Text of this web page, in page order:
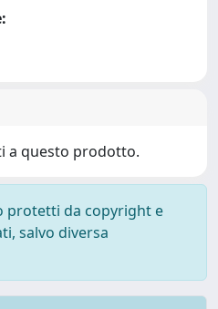
a questo prodotto.
protetti da copyright e
salvo diversa